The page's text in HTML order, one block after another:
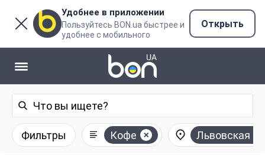
Удобнее в приложении
Пользуйтесь BON.ua быстрее и
удобнее с мобильного
Открыть
Фильтры Кофе Львовская